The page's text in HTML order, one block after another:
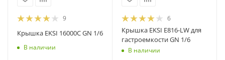
9
Крышка EKSI 16000C GN 1/6
В наличии
6
Крышка EKSI E816-LW для
гастроемкости GN 1/6
В наличии